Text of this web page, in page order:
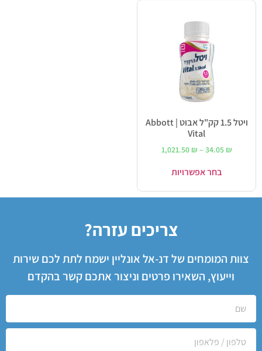
ויטל 1.5 קק"ל אבוט | Abbott
Vital
34.05 ₪
–
1,021.50 ₪
בחר אפשרויות
צריכים עזרה?
צוות המומחים של דנ-אל אונליין ישמח לתת לכם שירות
וייעוץ, השאירו פרטים וניצור אתכם קשר בהקדם